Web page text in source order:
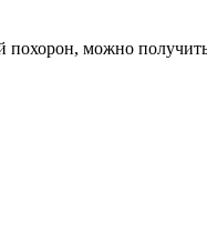
похорон, можно